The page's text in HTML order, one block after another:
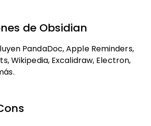
de Obsidian
PandaDoc, Apple Reminders,
Wikipedia, Excalidraw, Electron,